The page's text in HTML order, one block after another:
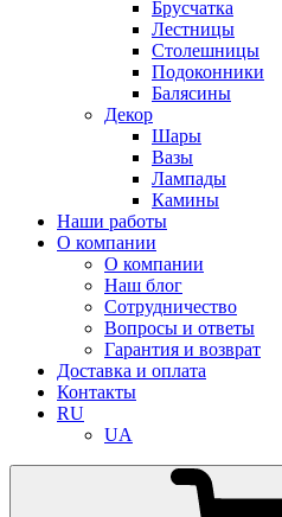
Брусчатка
Лестницы
Столешницы
Подоконники
Балясины
Декор
Шары
Вазы
Лампады
Камины
Наши работы
О компании
О компании
Наш блог
Сотрудничество
Вопросы и ответы
Гарантия и возврат
Доставка и оплата
Контакты
RU
UA